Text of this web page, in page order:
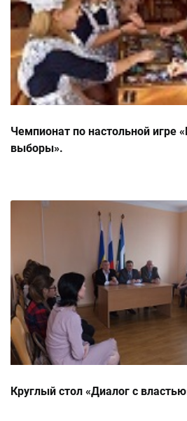
Чемпионат по настольной игре
выборы».
Круглый стол «Диалог с